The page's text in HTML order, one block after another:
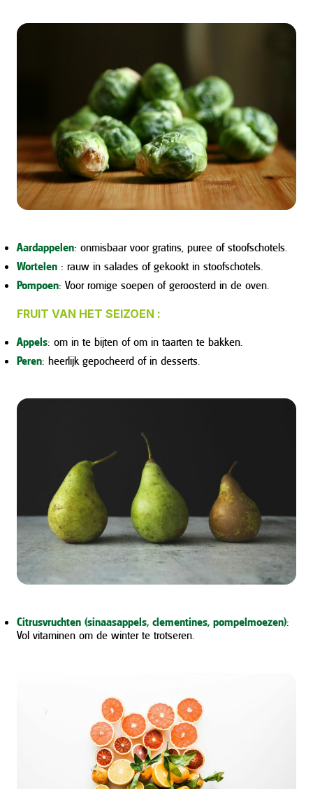
Aardappelen: onmisbaar voor gratins, puree of stoofschotels.
Wortelen : rauw in salades of gekookt in stoofschotels.
Pompoen: Voor romige soepen of geroosterd in de oven.
FRUIT VAN HET SEIZOEN :
Appels: om in te bijten of om in taarten te bakken.
Peren: heerlijk gepocheerd of in desserts.
Citrusvruchten (sinaasappels, clementines, pompelmoezen):
Vol vitaminen om de winter te trotseren.